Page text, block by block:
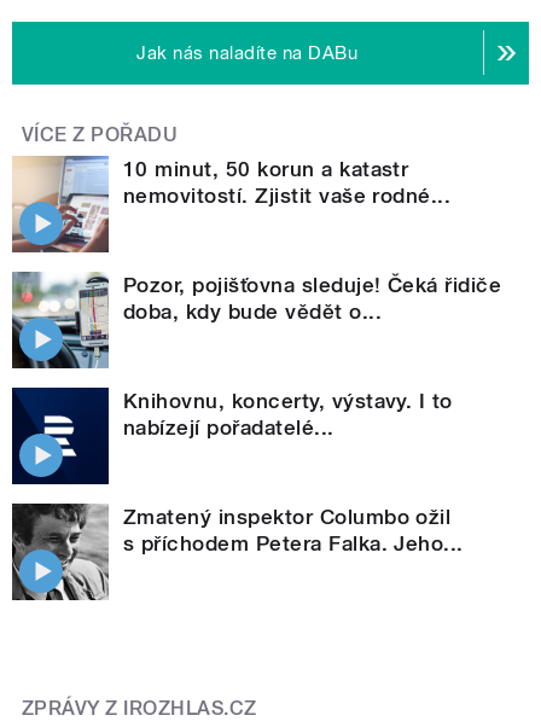
Jak nás naladíte na DABu
VÍCE Z POŘADU
10 minut, 50 korun a katastr
nemovitostí. Zjistit vaše rodné...
Pozor, pojišťovna sleduje! Čeká řidiče
doba, kdy bude vědět o...
Knihovnu, koncerty, výstavy. I to
nabízejí pořadatelé...
Zmatený inspektor Columbo ožil
s příchodem Petera Falka. Jeho...
ZPRÁVY Z IROZHLAS.CZ